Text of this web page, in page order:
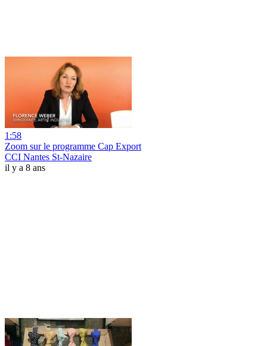
1:58
Zoom sur le programme Cap Export
CCI Nantes St-Nazaire
il y a 8 ans